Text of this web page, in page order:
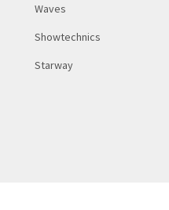
Waves
Showtechnics
Starway